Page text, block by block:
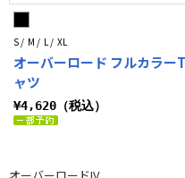
S / M / L / XL
オーバーロード フルカラー
ャツ
¥4,620（税込）